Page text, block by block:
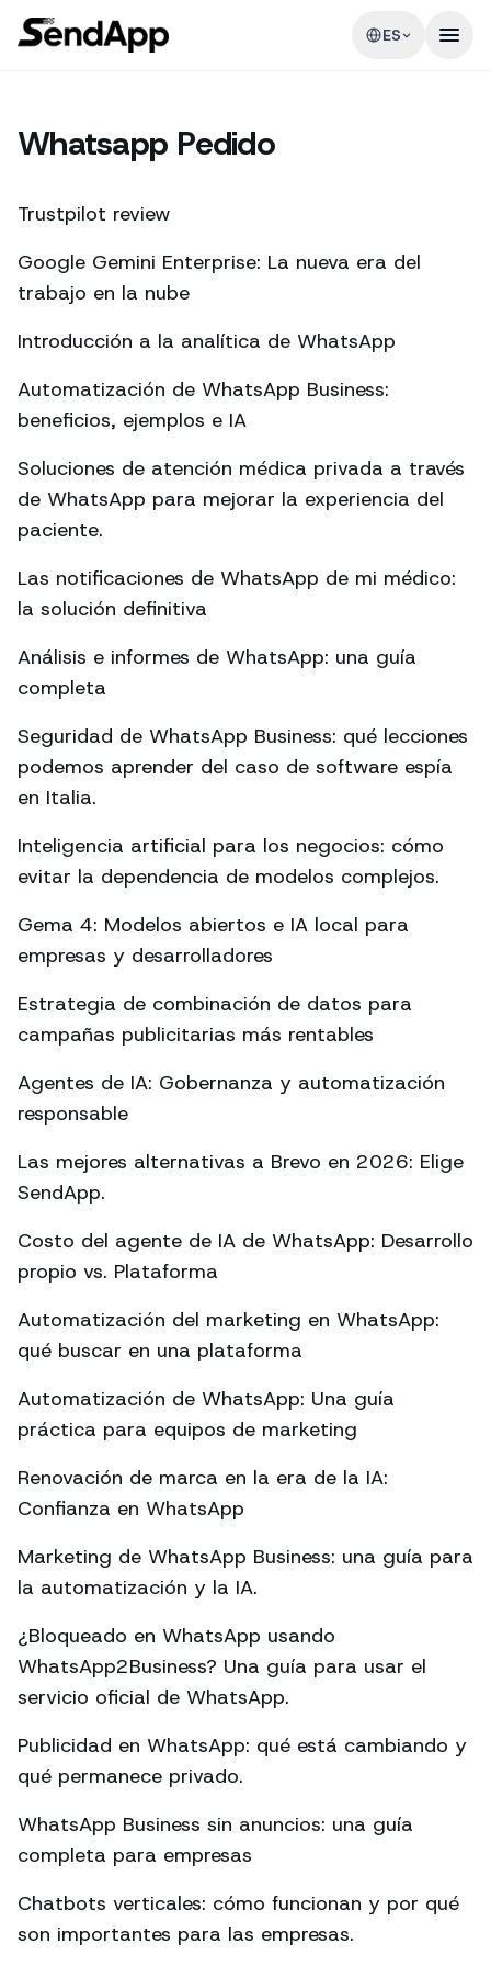
ES
Whatsapp Pedido
Trustpilot review
Google Gemini Enterprise: La nueva era del
trabajo en la nube
Introducción a la analítica de WhatsApp
Automatización de WhatsApp Business:
beneficios, ejemplos e IA
Soluciones de atención médica privada a través
de WhatsApp para mejorar la experiencia del
paciente.
Las notificaciones de WhatsApp de mi médico:
la solución definitiva
Análisis e informes de WhatsApp: una guía
completa
Seguridad de WhatsApp Business: qué lecciones
podemos aprender del caso de software espía
en Italia.
Inteligencia artificial para los negocios: cómo
evitar la dependencia de modelos complejos.
Gema 4: Modelos abiertos e IA local para
empresas y desarrolladores
Estrategia de combinación de datos para
campañas publicitarias más rentables
Agentes de IA: Gobernanza y automatización
responsable
Las mejores alternativas a Brevo en 2026: Elige
SendApp.
Costo del agente de IA de WhatsApp: Desarrollo
propio vs. Plataforma
Automatización del marketing en WhatsApp:
qué buscar en una plataforma
Automatización de WhatsApp: Una guía
práctica para equipos de marketing
Renovación de marca en la era de la IA:
Confianza en WhatsApp
Marketing de WhatsApp Business: una guía para
la automatización y la IA.
¿Bloqueado en WhatsApp usando
WhatsApp2Business? Una guía para usar el
servicio oficial de WhatsApp.
Publicidad en WhatsApp: qué está cambiando y
qué permanece privado.
WhatsApp Business sin anuncios: una guía
completa para empresas
Chatbots verticales: cómo funcionan y por qué
son importantes para las empresas.